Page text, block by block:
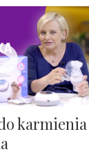
karmienia